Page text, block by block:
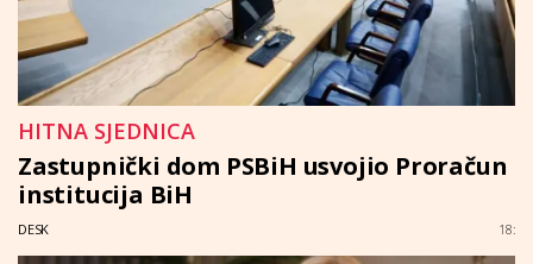
HITNA SJEDNICA
Zastupnički dom PSBiH usvojio Proračun
institucija BiH
DESK 18: